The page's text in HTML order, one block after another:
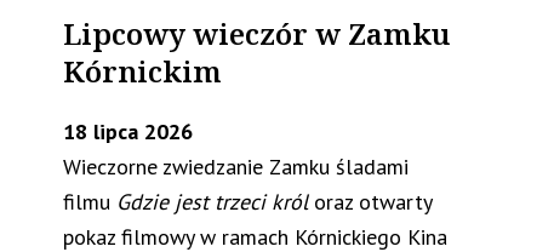
Lipcowy wieczór w Zamku
Kórnickim
18 lipca 2026
Wieczorne zwiedzanie Zamku śladami
filmu Gdzie jest trzeci króloraz otwarty
pokaz filmowy w ramach Kórnickiego Kina